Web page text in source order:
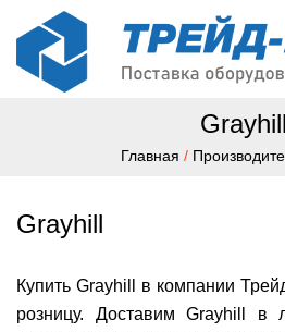
Grayhill
Главная /
Grayhill
Купить Grayhill в компании
розницу. Доставим Grayhill в